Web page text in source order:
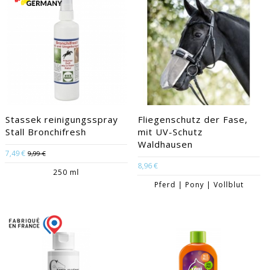
Stassek reinigungsspray
Stall Bronchifresh
7,49 € 9,99 €
250 ml
Fliegenschutz der Fase,
mit UV-Schutz
Waldhausen
8,96 €
Pferd | Pony | Vollblut